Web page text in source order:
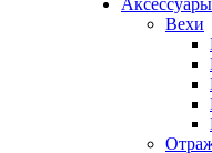
Аксессуары
Вехи